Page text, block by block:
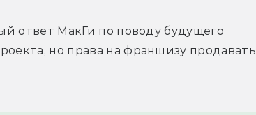
ответ МакГи по поводу будущего
но права на франшизу продавать